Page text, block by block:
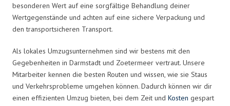
besonderen Wert auf eine sorgfältige Behandlung deiner
Wertgegenstände und achten auf eine sichere Verpackung und
den transportsicheren Transport.
Als lokales Umzugsunternehmen sind wir bestens mit den
Gegebenheiten in Darmstadt und Zoetermeer vertraut. Unsere
Mitarbeiter kennen die besten Routen und wissen, wie sie Staus
und Verkehrsprobleme umgehen können. Dadurch können wir dir
einen effizienten Umzug bieten, bei dem Zeit und Kosten gespart